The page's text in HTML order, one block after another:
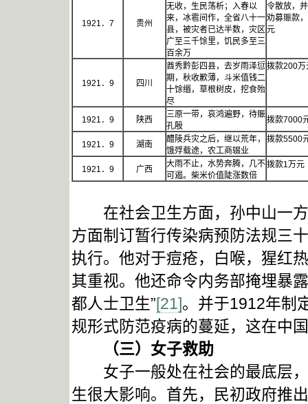
1921．7 贵州
无收，生民荡析；入春以
来，冰雹间作，全省八十一
县，被灾者已达半数，灾区
广至三千馀里，饥民多至三
百余万
令散放，
劝募赈款
元
1921．9 四川
酋秀黔彭四县，去岁雨泽愆
期，秋收歉薄，斗米值钱二
十馀缗，草根树皮，挖食殆
尽
拨款200
1921．9 陕西
三原一带，哀鸿遍野，待赈
孔殷
拨款
1921．9 湖南
醴陵兵灾之后，继以荒年，
饿殍载途，农工商辍业
拨款
1921．9 广西
大雨不止，水势奔腾，几不
可遏。柴米价值陡涨数倍
拨款1万元
在社会卫生方面，孙中山一方
方面制订暂行传染病预防法规三
执行。他对于痘疮，白喉，猩红
其重视。他还命令内务部掩埋暴
都人士卫生”[21]。并于1912年制
规形式防范疫病的蔓延，这在中
（三）女子救助
女子一般处在社会的最底层，
生很大影响。首先，民初政府推